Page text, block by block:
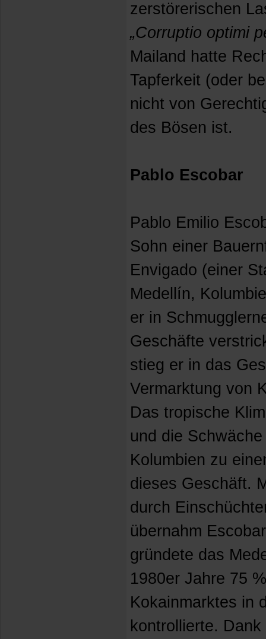
zerstörerischen
„Corruptio optimi
Mailand hatte
Tapferkeit (oder
nicht von
des Bösen ist.
Pablo Escobar
Pablo Emilio
Sohn einer
Envigado (einer
Medellín,
er in
Geschäfte
stieg er in das
Vermarktung von
Das tropische
und die
Kolumbien zu
dieses Geschäft.
durch
übernahm
gründete das
1980er Jahre 75
Kokainmarktes in
kontrollierte.